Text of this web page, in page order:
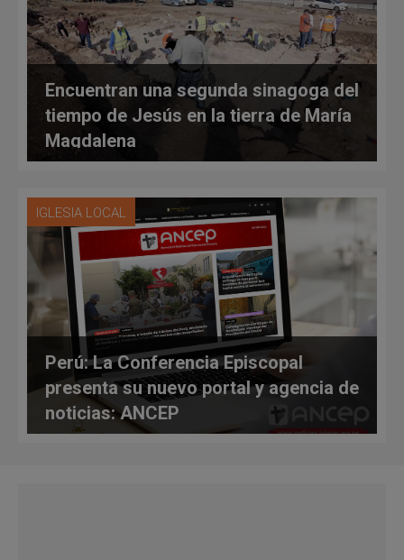
Encuentran una segunda sinagoga del
tiempo de Jesús en la tierra de María
Magdalena
IGLESIA LOCAL
Perú: La Conferencia Episcopal
presenta su nuevo portal y agencia de
noticias: ANCEP